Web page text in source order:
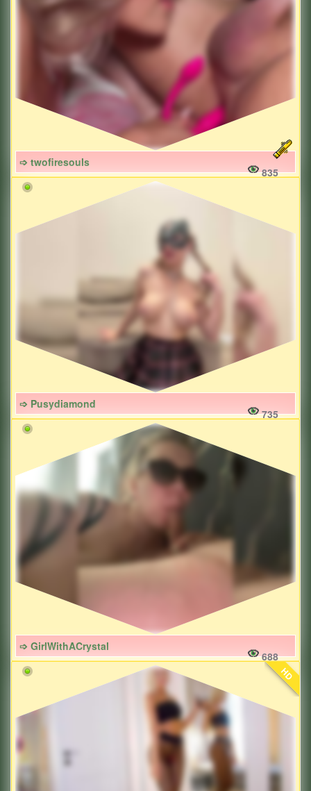
➩ twofiresouls
835
➩ Pusydiamond
735
➩ GirlWithACrystal
688
HD